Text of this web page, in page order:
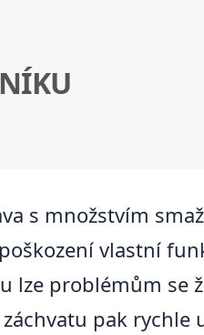
s množstvím
vlastní
lze problémům se
pak rychle